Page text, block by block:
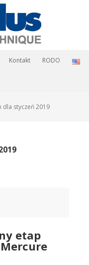
Kontakt RODO
dla styczeń 2019
etap